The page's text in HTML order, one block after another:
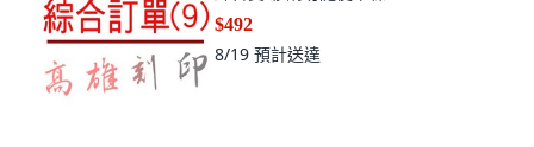
$492
8/19 預計送達